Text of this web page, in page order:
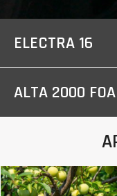
ELECTRA 16
ALTA 2000